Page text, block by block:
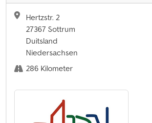
Hertzstr. 2
27367 Sottrum
Duitsland
Niedersachsen
286 Kilometer